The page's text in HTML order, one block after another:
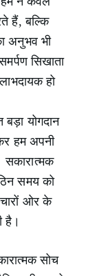
हैं, बल्कि
अनुभव भी
सिखाता
हो
योगदान
हम अपनी
समय को
ओर के
है।
सोच